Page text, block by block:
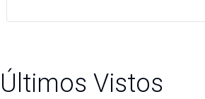
Últimos Vistos